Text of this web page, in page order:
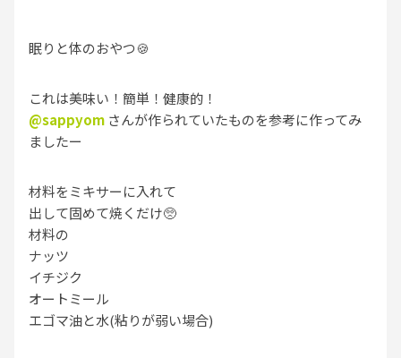
眠りと体のおやつ🍪
これは美味い！簡単！健康的！
@sappyom さんが作られていたものを参考に作ってみ
ましたー
材料をミキサーに入れて
出して固めて焼くだけ🥺
材料の
ナッツ
イチジク
オートミール
エゴマ油と水(粘りが弱い場合)